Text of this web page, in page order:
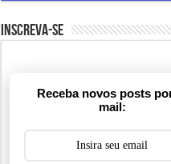
Inscreva-se
Receba novos posts
mail: